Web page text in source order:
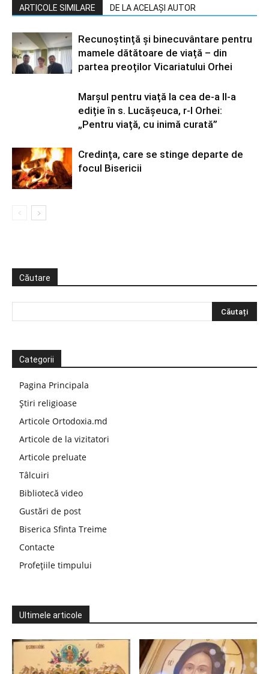
ARTICOLE SIMILARE DE LA ACELAȘI AUTOR
Recunoștință și binecuvântare pentru
mamele dătătoare de viață – din
partea preoților Vicariatului Orhei
Marșul pentru viață la cea de-a II-a
ediție în s. Lucășeuca, r-l Orhei:
„Pentru viață, cu inimă curată”
Credința, care se stinge departe de
focul Bisericii
Căutare
Categorii
Pagina Principala
Știri religioase
Articole Ortodoxia.md
Articole de la vizitatori
Articole preluate
Tâlcuiri
Bibliotecă video
Gustări de post
Biserica Sfinta Treime
Contacte
Profețiile timpului
Ultimele articole